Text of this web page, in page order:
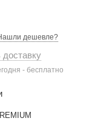
дешевле?
доставку
- бесплатно